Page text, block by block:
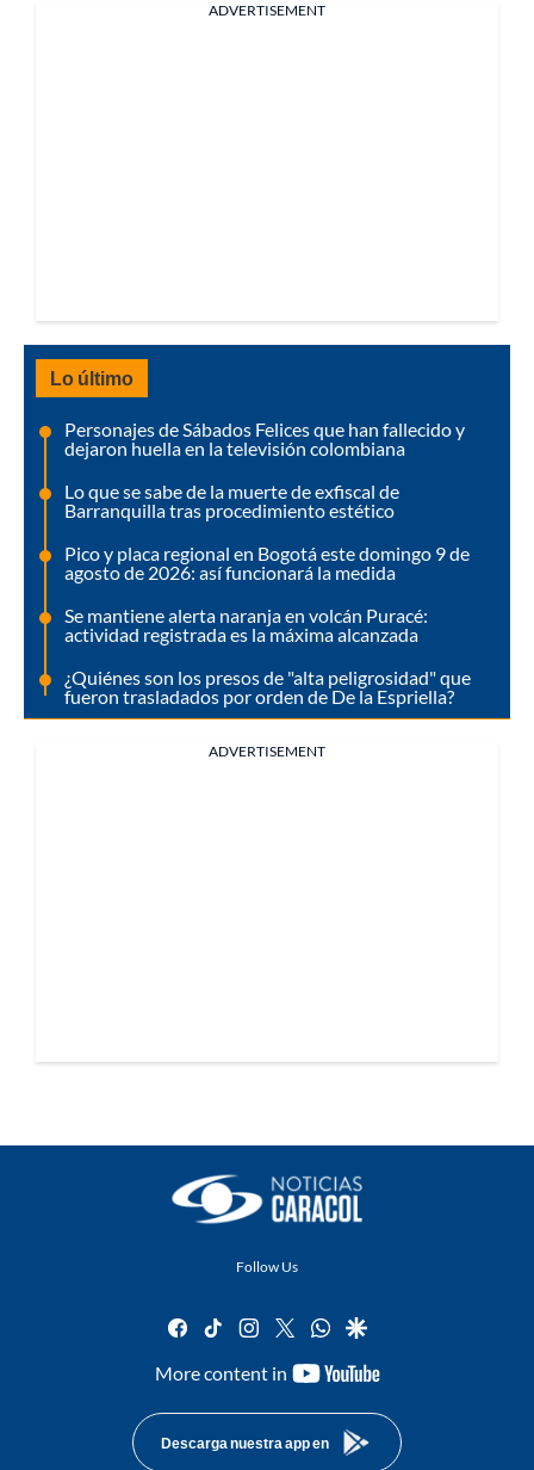
ADVERTISEMENT
Lo último
Personajes de Sábados Felices que han fallecido y
dejaron huella en la televisión colombiana
Lo que se sabe de la muerte de exfiscal de
Barranquilla tras procedimiento estético
Pico y placa regional en Bogotá este domingo 9 de
agosto de 2026: así funcionará la medida
Se mantiene alerta naranja en volcán Puracé:
actividad registrada es la máxima alcanzada
¿Quiénes son los presos de "alta peligrosidad" que
fueron trasladados por orden de De la Espriella?
ADVERTISEMENT
Follow Us
facebook
tiktok instagram
twitterwhatsapp
google
More content in
youtube-
Descarga nuestra app en